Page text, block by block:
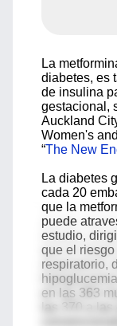
La
diabetes, es
de insulina
gestacional,
Auckland
Women's
“The New
La diabetes
cada 20
que la
puede
estudio,
que el
respiratorio,
en las 363